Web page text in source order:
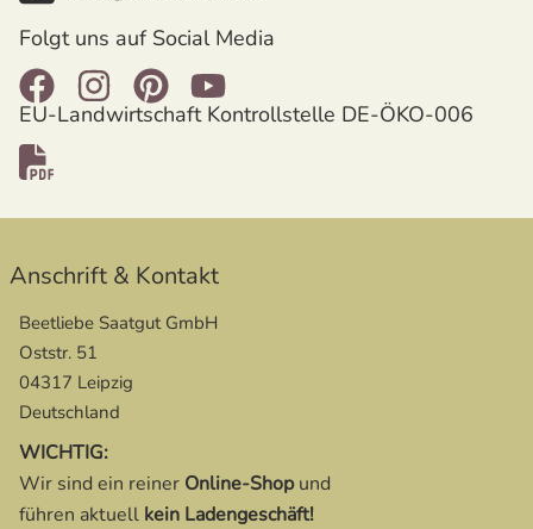
Folgt uns auf Social Media
EU-Landwirtschaft Kontrollstelle DE-ÖKO-006
Anschrift & Kontakt
Beetliebe Saatgut GmbH
Oststr. 51
04317 Leipzig
Deutschland
WICHTIG:
Wir sind ein reiner Online-Shopund
führen aktuell kein Ladengeschäft!